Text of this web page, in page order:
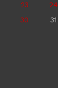
23 24
30
31